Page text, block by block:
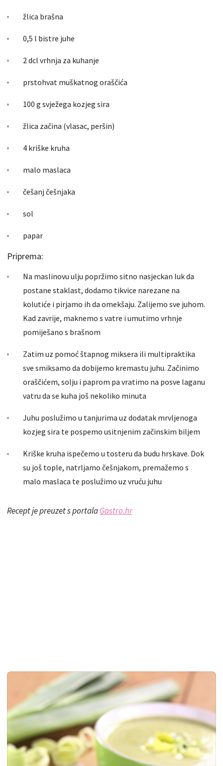
žlica brašna
0,5 l bistre juhe
2 dcl vrhnja za kuhanje
prstohvat muškatnog oraščića
100 g svježega kozjeg sira
žlica začina (vlasac, peršin)
4 kriške kruha
malo maslaca
češanj češnjaka
sol
papar
Priprema:
Na maslinovu ulju popržimo sitno nasjeckan luk da
postane staklast, dodamo tikvice narezane na
kolutiće i pirjamo ih da omekšaju. Zalijemo sve juhom.
Kad zavrije, maknemo s vatre i umutimo vrhnje
pomiješano s brašnom
Zatim uz pomoć štapnog miksera ili multipraktika
sve smiksamo da dobijemo kremastu juhu. Začinimo
oraščićem, solju i paprom pa vratimo na posve laganu
vatru da se kuha još nekoliko minuta
Juhu poslužimo u tanjurima uz dodatak mrvljenoga
kozjeg sira te pospemo usitnjenim začinskim biljem
Kriške kruha ispečemo u tosteru da budu hrskave. Dok
su još tople, natrljamo češnjakom, premažemo s
malo maslaca te poslužimo uz vruću juhu
Recept je preuzet s portalaGastro.hr